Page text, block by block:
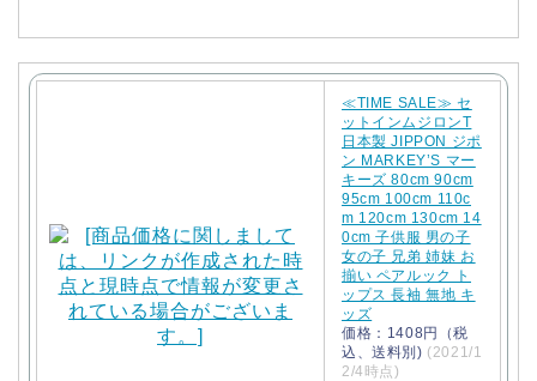
≪TIME SALE≫ セ
ットインムジロンT
日本製 JIPPON ジポ
ン MARKEY’S マー
キーズ 80cm 90cm
95cm 100cm 110c
m 120cm 130cm 14
0cm 子供服 男の子
女の子 兄弟 姉妹 お
揃い ペアルック ト
ップス 長袖 無地 キ
ッズ
価格：1408円（税
込、送料別) (2021/1
2/4時点)